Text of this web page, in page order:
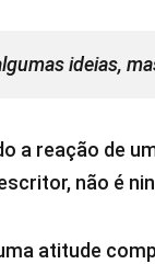
ideias,
a reação de
não é
atitude